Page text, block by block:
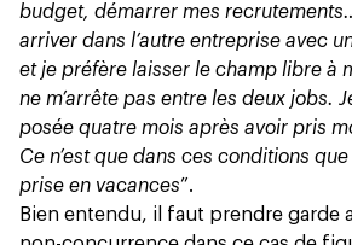
budget, démarrer mes
arriver dans l’autre entreprise avec
et je préfère laisser le champ libre à
ne m’arrête pas entre les deux jobs.
posée quatre mois après avoir pris
Ce n’est que dans ces conditions
prise en vacances”.
Bien entendu, il faut prendre garde